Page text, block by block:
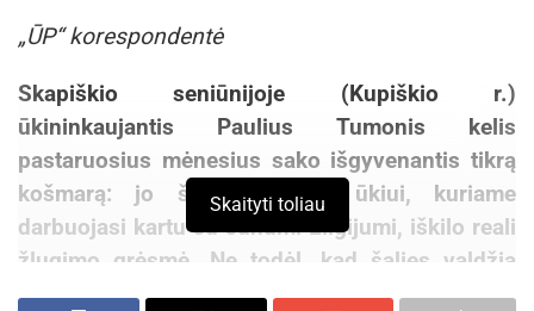
„ŪP“ korespondentė
Skapiškio seniūnijoje (Kupiškio r.)
ūkininkaujantis Paulius Tumonis kelis
pastaruosius mėnesius sako išgyvenantis tikrą
košmarą: jo šeimos pieno ūkiui, kuriame
darbuojasi kartu su sūnumi Eligijumi, iškilo reali
žlugimo grėsmė. Ne todėl, kad šalies valdžia
neveikli, kad pieno supirkimo kainos mažos ar
Skaityti toliau